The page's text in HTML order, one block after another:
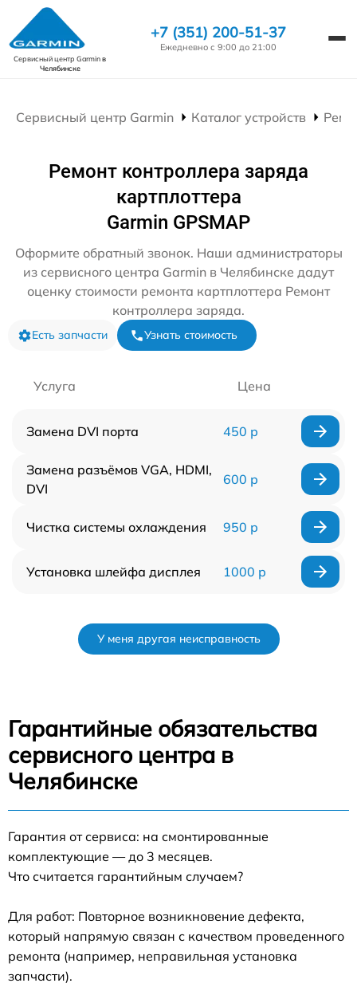
Сервисный центр Garminв
Челябинске
+7 (351) 200-51-37
Ежедневно с 9:00 до 21:00
Сервисный центр Garmin Каталог устройств
Ремонт контроллера заряда
картплоттера
Garmin GPSMAP
Оформите обратный звонок. Наши администраторы
из сервисного центра Garmin в Челябинске дадут
оценку стоимости ремонта картплоттера Ремонт
контроллера заряда.
Есть запчасти Узнать стоимость
Услуга Цена
Замена DVI порта 450 р
Замена разъёмов VGA, HDMI,
DVI
600 р
Чистка системы охлаждения 950 р
Установка шлейфа дисплея 1000 р
У меня другая неисправность
Гарантийные обязательства
сервисного центра в
Челябинске
Гарантия от сервиса: на смонтированные
комплектующие — до 3 месяцев.
Что считается гарантийным случаем?
Для работ: Повторное возникновение дефекта,
который напрямую связан с качеством проведенного
ремонта (например, неправильная установка
запчасти).